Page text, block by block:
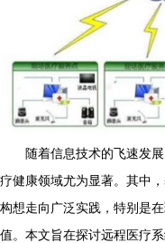
随着信息技术的飞速发
疗健康领域尤为显著。其中
构想走向广泛实践，特别是
值。本文旨在探讨远程医疗